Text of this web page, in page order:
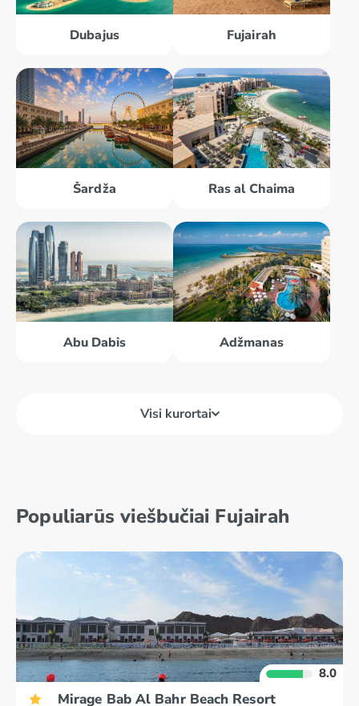
Dubajus Fujairah
Šardža Ras al Chaima
Abu Dabis Adžmanas
Visi kurortai
Adžmanas Dubajus
Populiarūs viešbučiai Fujairah
8.0
Mirage Bab Al Bahr Beach Resort